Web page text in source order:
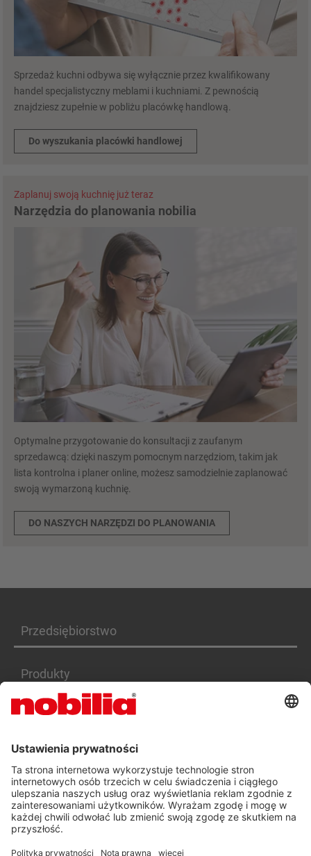
Sprzedaż kuchni odbywa się wyłącznie przez kwalifikowany
handel specjalistyczny meblami i kuchniami. Z pewnością
znajdziesz zupełnie w pobliżu placówkę handlową.
Do wyszukania placówki handlowej
Zaplanuj swoją kuchnię już teraz
Narzędzia do planowania nobilia
Optymalne przygotowanie do konsultacji z zaufanym
sprzedawcą: dzięki naszym pomocnym narzędziom, takim jak
lista kontrolna i planer online, możesz samodzielnie zaplanować
swoją wymarzoną kuchnię.
DO NASZYCH NARZĘDZI DO PLANOWANIA
Przedsiębiorstwo
Produkty
Serwis
Kariera
DEKLARACJA DOSTĘPNOŚCI PL
OGÓLNE WARUNKI HANDLOWE